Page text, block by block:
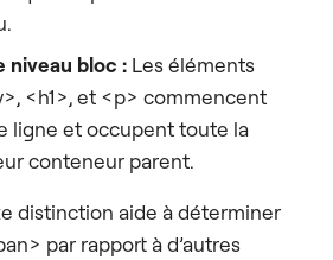
niveau bloc : Les éléments
<h1>, et <p> commencent
ligne et occupent toute la
conteneur parent.
distinction aide à déterminer
par rapport à d’autres